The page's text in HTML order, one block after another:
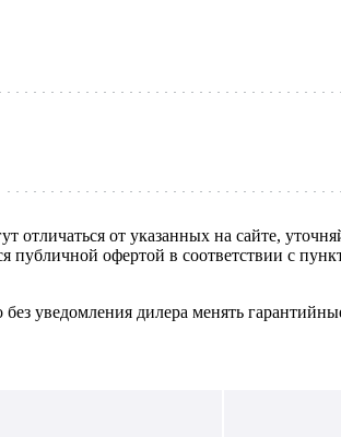
отличаться от указанных на сайте,
публичной офертой в соответствии с
без уведомления дилера менять